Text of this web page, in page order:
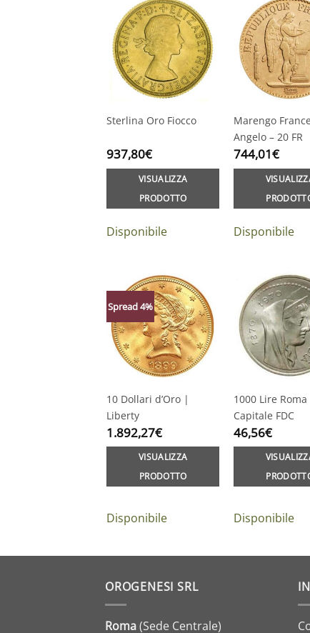
Sterlina Oro Fiocco
937,80€
VISUALIZZA
PRODOTTO
Disponibile
Marengo
Angelo – 20 FR
744,01€
Disponibile
Spread 4%
10 Dollari d’Oro |
Liberty
1.892,27€
VISUALIZZA
PRODOTTO
Disponibile
1000 Lire Roma
Capitale FDC
46,56€
Disponibile
OROGENESI SRL
Roma(Sede Centrale)